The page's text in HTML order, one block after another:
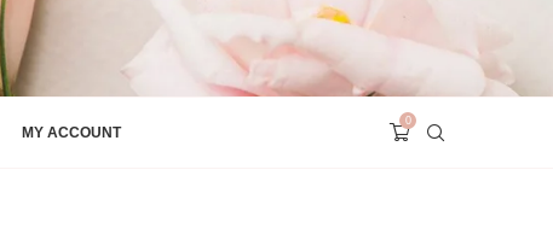
MY ACCOUNT
0